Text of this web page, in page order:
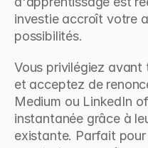
investie accroît votre
possibilités.
Vous privilégiez
et acceptez de
Medium ou LinkedIn
instantanée grâce à
existante. Parfait